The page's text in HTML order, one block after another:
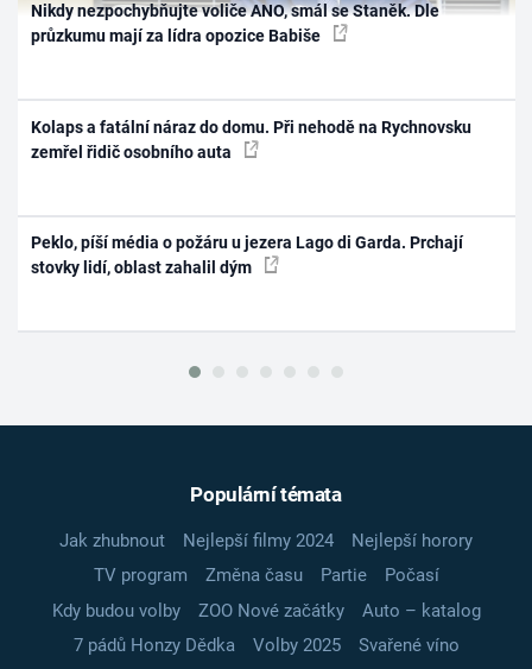
Nikdy nezpochybňujte voliče ANO, smál se Staněk. Dle
průzkumu mají za lídra opozice Babiše
Kolaps a fatální náraz do domu. Při nehodě na Rychnovsku
zemřel řidič osobního auta
Peklo, píší média o požáru u jezera Lago di Garda. Prchají
stovky lidí, oblast zahalil dým
Populární témata
Jak zhubnout Nejlepší filmy 2024
Nejlepší horory
TV program
Změna času Partie
Počasí
Kdy budou volby
ZOO Nové začátky
Auto – katalog
7 pádů Honzy Dědka
Volby 2025
Svařené víno